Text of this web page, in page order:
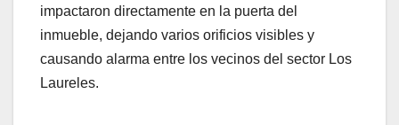
impactaron directamente en la puerta del
inmueble, dejando varios orificios visibles y
causando alarma entre los vecinos del sector Los
Laureles.